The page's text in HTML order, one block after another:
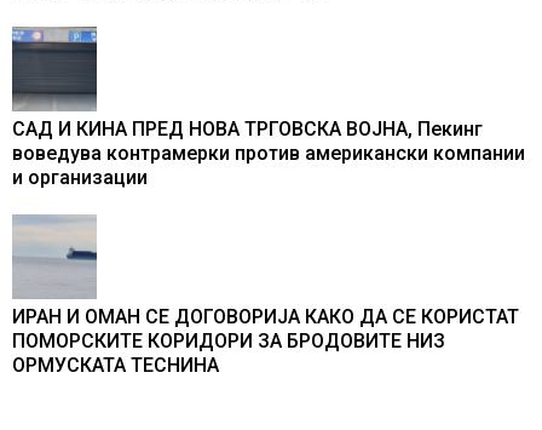
САД И КИНА ПРЕД НОВА ТРГОВСКА ВОЈНА, Пекинг
воведува контрамерки против американски компании
и организации
ИРАН И ОМАН СЕ ДОГОВОРИЈА КАКО ДА СЕ КОРИСТАТ
ПОМОРСКИТЕ КОРИДОРИ ЗА БРОДОВИТЕ НИЗ
ОРМУСКАТА ТЕСНИНА